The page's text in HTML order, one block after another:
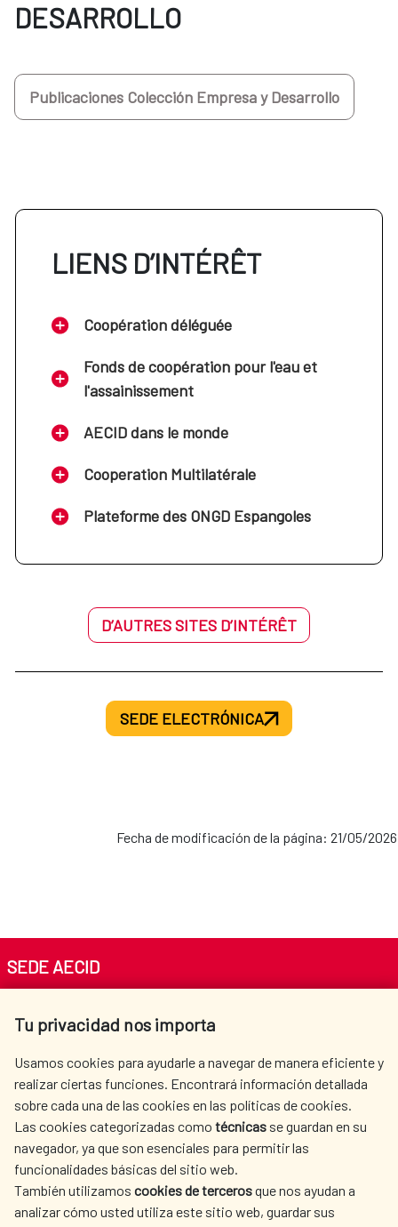
DESARROLLO
Publicaciones Colección Empresa y Desarrollo
LIENS D’INTÉRÊT
Coopération déléguée
Fonds de coopération pour l'eau et
l'assainissement
AECID dans le monde
Cooperation Multilatérale
Plateforme des ONGD Espangoles
D’AUTRES SITES D’INTÉRÊT
SEDE ELECTRÓNICA
Fecha de modificación de la página: 21/05/2026
Tu privacidad nos importa
Usamos cookies para ayudarle a navegar de manera eficiente y
realizar ciertas funciones. Encontrará información detallada
sobre cada una de las cookies en las políticas de cookies.
Las cookies categorizadas como técnicas se guardan en su
navegador, ya que son esenciales para permitir las
funcionalidades básicas del sitio web.
También utilizamos cookies de tercerosque nos ayudan a
analizar cómo usted utiliza este sitio web, guardar sus
SEDE AECID
Tel. +34 900 20 30 54​​​​​​​
AECID
OÙ NOUS COOPÉRONS
L'ACTION HUMANITAIRE
ESPAGNOLE
SALLE DE PRESSE
CULTURE ET SCIENCE BIBLIOTHÈQUE